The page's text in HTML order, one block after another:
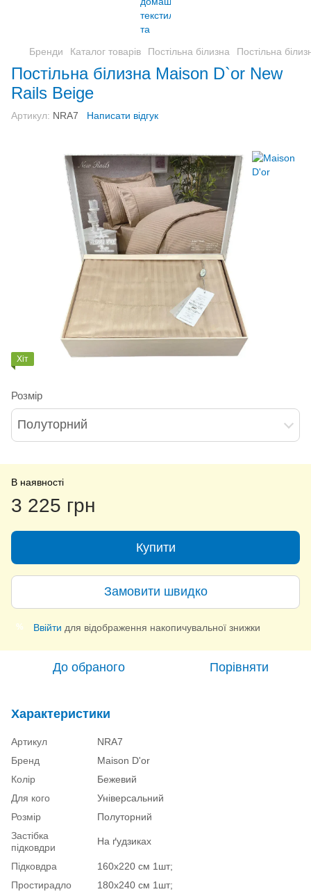
Бренди Каталог товарів Постільна білизна Постільна
Постільна білизна Maison D`or New
Rails Beige
Артикул: NRA7 Написати відгук
Хіт
Розмір
Полуторний
В наявності
3 225 грн
Купити
Замовити швидко
% Ввійти для відображення накопичувальної знижки
До обраного Порівняти
Характеристики
Артикул
NRA7
Бренд
Maison D'or
Колір
Бежевий
Для кого
Універсальний
Розмір
Полуторний
Застібка
підковдри
На ґудзиках
Підковдра
160х220 см 1шт;
Простирадло
180х240 см 1шт;